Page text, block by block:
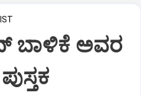
ಬಾಳಿಕೆ ಅವರ